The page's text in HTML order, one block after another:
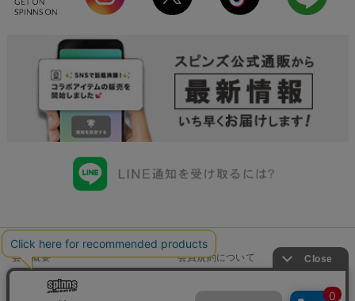
会社概要 会員規約について
店舗一覧